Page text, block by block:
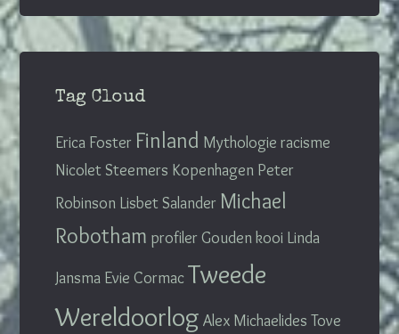
Tag Cloud
Erica Foster Finland Mythologie racisme
Nicolet Steemers Kopenhagen Peter
Robinson Lisbet Salander Michael
Robotham profilerGouden kooi Linda
Jansma Evie CormacTweede
Wereldoorlog Alex Michaelides Tove